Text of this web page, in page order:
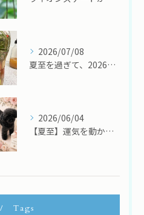
2026/07/08
夏至を過ぎて、2026年後半がスタートしました！
2026/06/04
【夏至】運気を動かす２０２6年の三合参り（②回目）
Tags